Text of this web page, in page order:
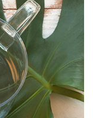
ZU MEINER
WUNSCHLISTE
HINZUFÜGEN